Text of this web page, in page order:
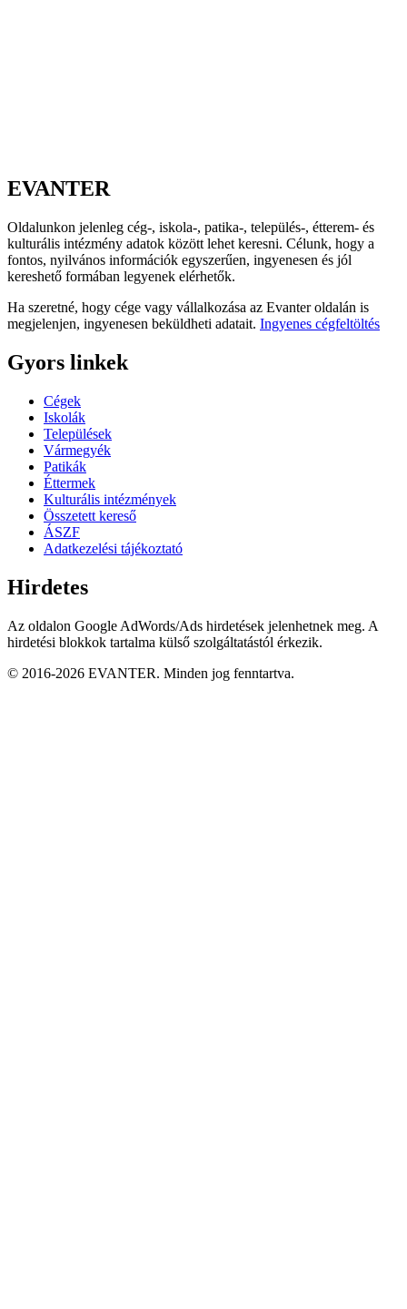
EVANTER
Oldalunkon jelenleg cég-, iskola-, patika-, település-, étterem- és
kulturális intézmény adatok között lehet keresni. Célunk, hogy a
fontos, nyilvános információk egyszerűen, ingyenesen és jól
kereshető formában legyenek elérhetők.
Ha szeretné, hogy cége vagy vállalkozása az Evanter oldalán is
megjelenjen, ingyenesen beküldheti adatait. Ingyenes cégfeltöltés
Gyors linkek
Cégek
Iskolák
Települések
Vármegyék
Patikák
Éttermek
Kulturális intézmények
Összetett kereső
ÁSZF
Adatkezelési tájékoztató
Hirdetes
Az oldalon Google AdWords/Ads hirdetések jelenhetnek meg. A
hirdetési blokkok tartalma külső szolgáltatástól érkezik.
© 2016-2026 EVANTER. Minden jog fenntartva.